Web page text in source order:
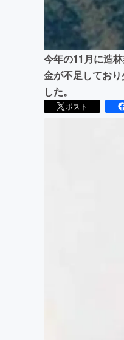
今年の11月に造
金が不足してお
した。
ポスト